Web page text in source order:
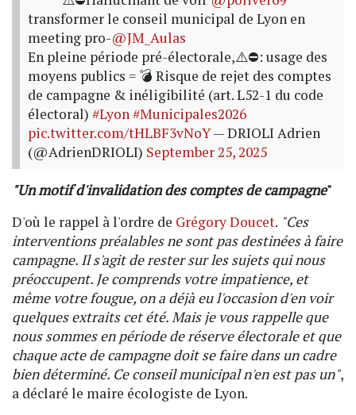
transformer le conseil municipal de Lyon en
meeting pro-@JM_Aulas
En pleine période pré-électorale,⚠️⛔️: usage des
moyens publics = 💣 Risque de rejet des comptes
de campagne & inéligibilité (art. L52-1 du code
électoral) #Lyon #Municipales2026
pic.twitter.com/tHLBF3vNoY— DRIOLI Adrien
(@AdrienDRIOLI) September 25, 2025
"Un motif d'invalidation des comptes de campagne"
D'où le rappel à l'ordre de Grégory Doucet. "Ces
interventions préalables ne sont pas destinées à faire
campagne. Il s'agit de rester sur les sujets qui nous
préoccupent. Je comprends votre impatience, et
même votre fougue, on a déjà eu l'occasion d'en voir
quelques extraits cet été. Mais je vous rappelle que
nous sommes en période de réserve électorale et que
chaque acte de campagne doit se faire dans un cadre
bien déterminé. Ce conseil municipal n'en est pas un",
a déclaré le maire écologiste de Lyon.